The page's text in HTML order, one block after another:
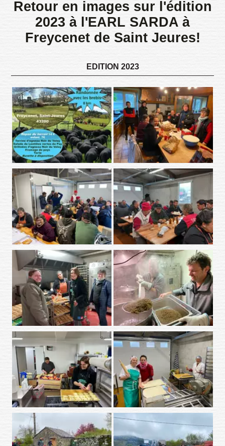
Retour en images sur l'édition
2023 à l'EARL SARDA à
Freycenet de Saint Jeures!
EDITION 2023